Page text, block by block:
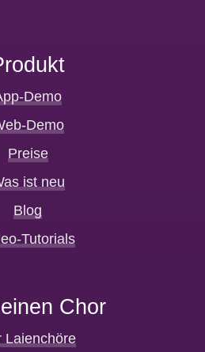
Demo
Demo
Preise
ist neu
Blog
Tutorials
Chor
Laienchöre